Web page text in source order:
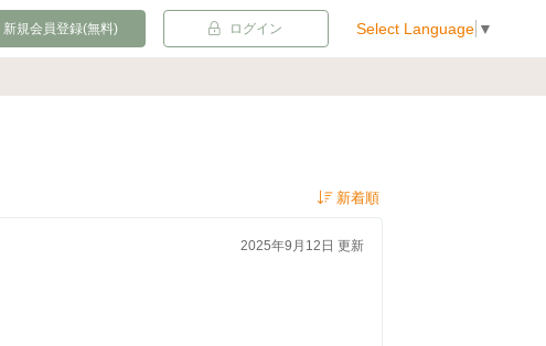
新規会員登録(無料) ログイン Select Language ▼
2025年9月12日 更新